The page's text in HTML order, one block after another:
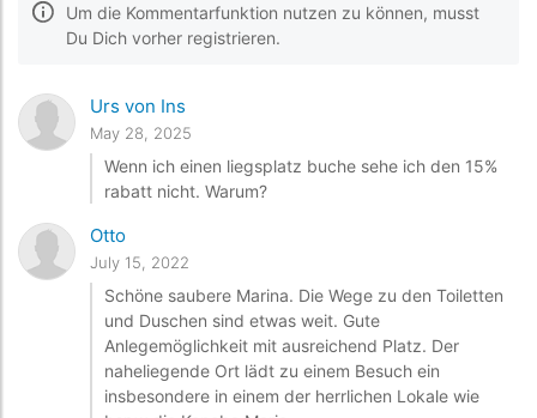
Um die Kommentarfunktion nutzen zu können, musst
Du Dich vorher registrieren.
Urs von Ins
May 28, 2025
Wenn ich einen liegsplatz buche sehe ich den 15%
rabatt nicht. Warum?
Otto
July 15, 2022
Schöne saubere Marina. Die Wege zu den Toiletten
und Duschen sind etwas weit. Gute
Anlegemöglichkeit mit ausreichend Platz. Der
naheliegende Ort lädt zu einem Besuch ein
insbesondere in einem der herrlichen Lokale wie